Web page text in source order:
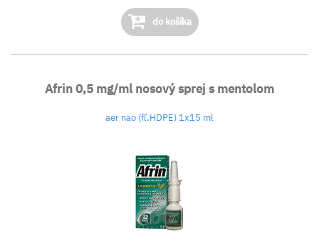
do košíka
Afrin 0,5 mg/ml nosový sprej s mentolom
aer nao (fľ.HDPE) 1x15 ml